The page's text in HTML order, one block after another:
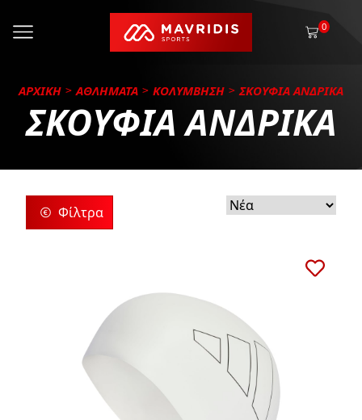
0
ΑΡΧΙΚΗ ΑΘΛΗΜΑΤΑ ΚΟΛΥΜΒΗΣΗ ΣΚΟΥΦΙΑ ΑΝΔΡΙΚΑ
ΣΚΟΥΦΙΑ ΑΝΔΡΙΚΑ
Φίλτρα